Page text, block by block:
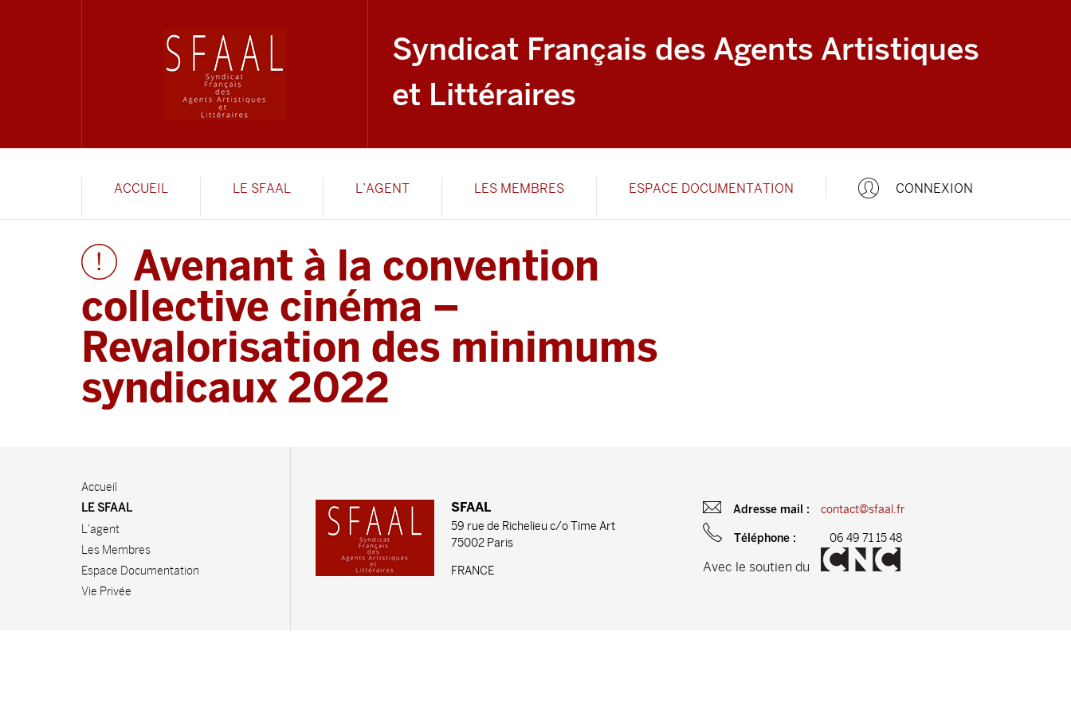
Syndicat Français des Agents Artistiques
et Littéraires
ACCUEIL LE SFAAL L’AGENT LES MEMBRES ESPACE DOCUMENTATION CONNEXION
Avenant à la convention
collective cinéma –
Revalorisation des minimums
syndicaux 2022
Accueil
LE SFAAL
L'agent
Les Membres
Espace Documentation
Vie Privée
SFAAL
59 rue de Richelieu c/o Time Art
75002 Paris
FRANCE
Adresse mail : contact@sfaal.fr
Téléphone : 06 49 71 15 48
Avec le soutien du